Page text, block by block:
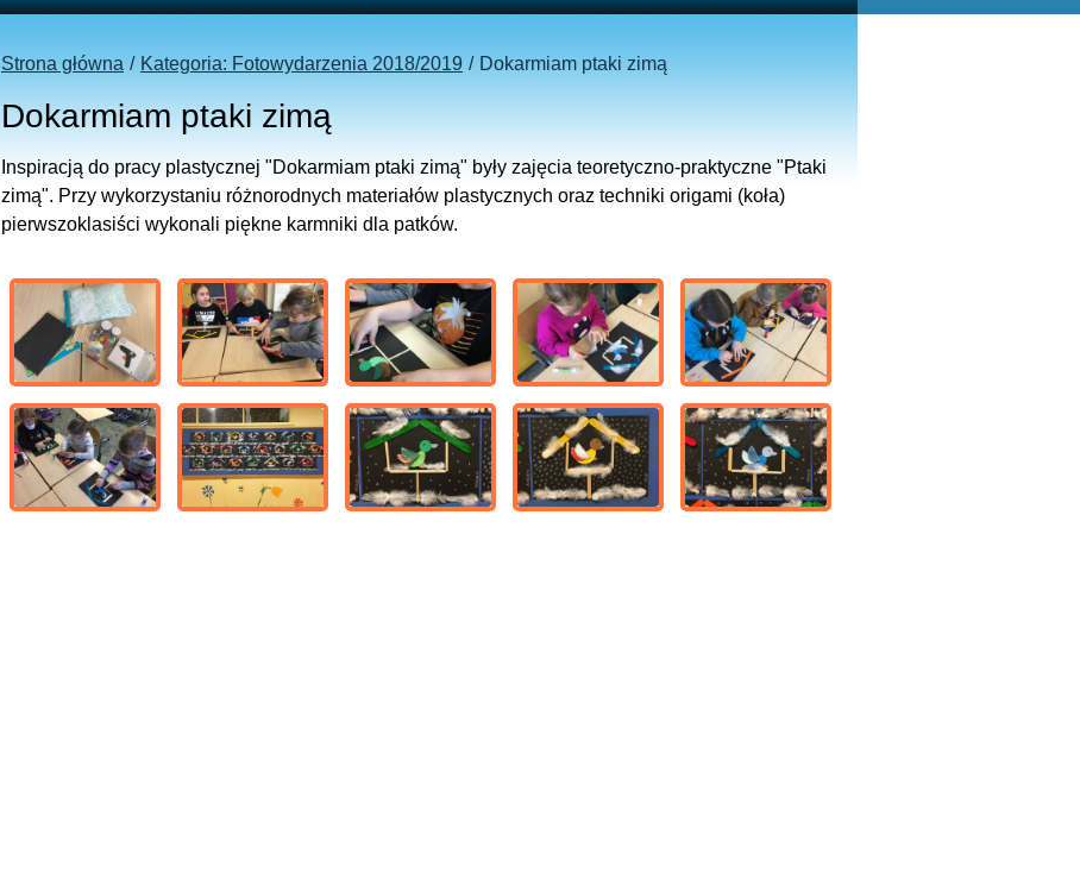
Strona główna Kategoria: Fotowydarzenia 2018/2019 Dokarmiam ptaki zimą
Dokarmiam ptaki zimą
Inspiracją do pracy plastycznej "Dokarmiam ptaki zimą" były zajęcia teoretyczno-praktyczne "Ptaki
zimą". Przy wykorzystaniu różnorodnych materiałów plastycznych oraz techniki origami (koła)
pierwszoklasiści wykonali piękne karmniki dla patków.